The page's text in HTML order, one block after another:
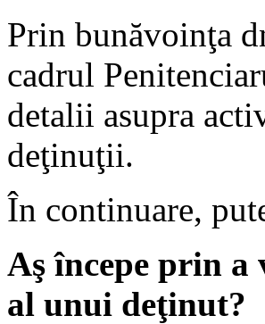
Prin bunăvoinţa
cadrul
detalii asupra
deţinuţii.
În continuare,
Aş începe prin a
al unui deţinut?